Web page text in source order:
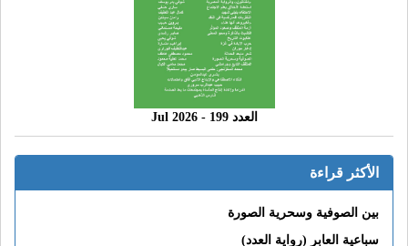
العدد 199 - 2026 Jul
الأكثر قراءة
بين الصوفية وسحرية الصورة
سباعية العابر (رواية العدد)